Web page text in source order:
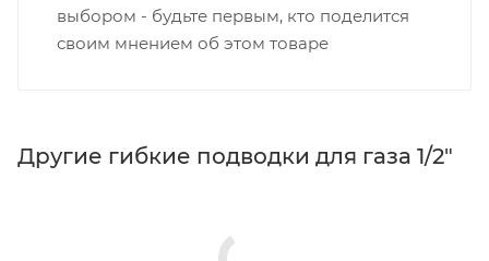
выбором - будьте первым, кто поделится
своим мнением об этом товаре
Другие гибкие подводки для газа 1/2"